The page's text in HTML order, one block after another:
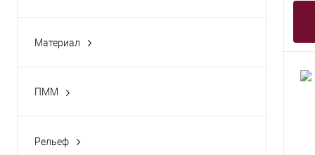
Шебби
Материал
ПММ
Рельеф